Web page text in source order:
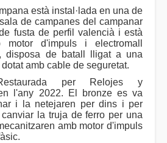
està instal·lada en una de
de campanes del campanar
fusta de perfil valencià i està
motor d'impuls i electromall
disposa de batall lligat a una
amb cable de seguretat.
per Relojes y
l'any 2022. El bronze es va
i la netejaren per dins i per
la truja de ferro per una
amb motor d'impuls